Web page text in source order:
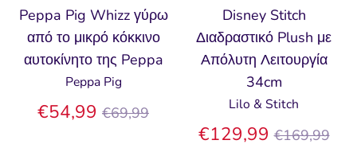
Peppa Pig Whizz γύρω
από το μικρό κόκκινο
αυτοκίνητο της Peppa
Peppa Pig
€54,99 Κανονική
€69,99
Disney Stitch
Διαδραστικό Plush με
Απόλυτη Λειτουργία
34cm
Lilo & Stitch
€129,99 Κανονική
€169,99